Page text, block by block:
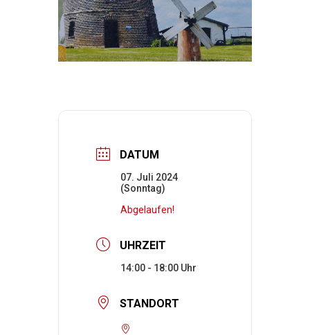
DATUM
07. Juli 2024
(Sonntag)
Abgelaufen!
UHRZEIT
14:00 - 18:00
STANDORT